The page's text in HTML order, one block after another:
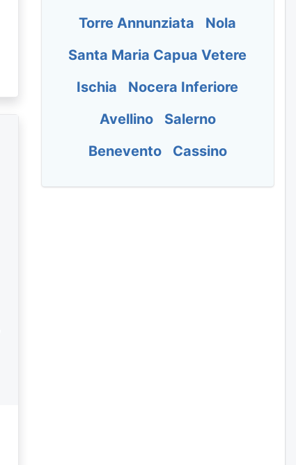
Torre Annunziata
Nola
Santa Maria Capua Vetere
Ischia
Nocera Inferiore
Avellino
Salerno
Benevento
Cassino